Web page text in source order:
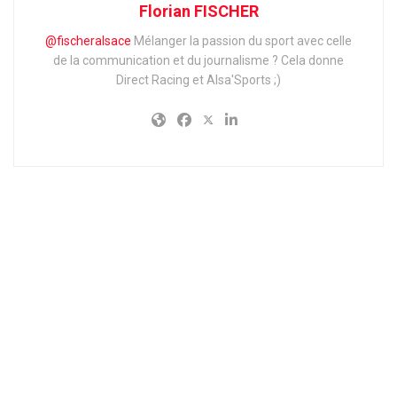
Florian FISCHER
@fischeralsace Mélanger la passion du sport avec celle
de la communication et du journalisme ? Cela donne
Direct Racing et Alsa'Sports ;)